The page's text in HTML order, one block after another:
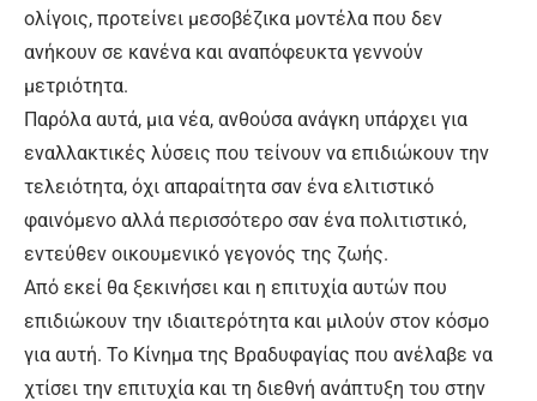
ολίγοις, προτείνει μεσοβέζικα μοντέλα που δεν
ανήκουν σε κανένα και αναπόφευκτα γεννούν
μετριότητα.
Παρόλα αυτά, μια νέα, ανθούσα ανάγκη υπάρχει για
εναλλακτικές λύσεις που τείνουν να επιδιώκουν την
τελειότητα, όχι απαραίτητα σαν ένα ελιτιστικό
φαινόμενο αλλά περισσότερο σαν ένα πολιτιστικό,
εντεύθεν οικουμενικό γεγονός της ζωής.
Από εκεί θα ξεκινήσει και η επιτυχία αυτών που
επιδιώκουν την ιδιαιτερότητα και μιλούν στον κόσμο
για αυτή. Το Κίνημα της Βραδυφαγίας που ανέλαβε να
χτίσει την επιτυχία και τη διεθνή ανάπτυξη του στην